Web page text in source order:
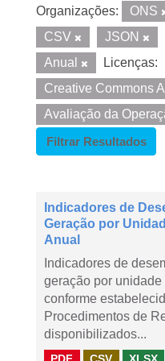
Organizações: ONS
CSV
JSON
Anual
Licenças:
Creative Commons
Avaliação da
Filtrar Resultados
Indicadores de
Geração por
Anual
Indicadores de
geração por
conforme
Procedimentos de
disponibilizados...